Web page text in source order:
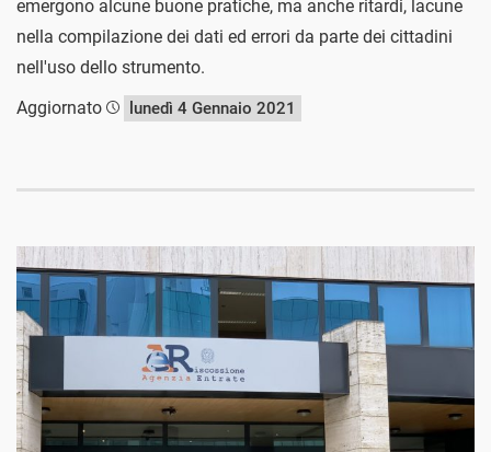
emergono alcune buone pratiche, ma anche ritardi, lacune
nella compilazione dei dati ed errori da parte dei cittadini
nell'uso dello strumento.
Aggiornato
lunedì 4 Gennaio 2021